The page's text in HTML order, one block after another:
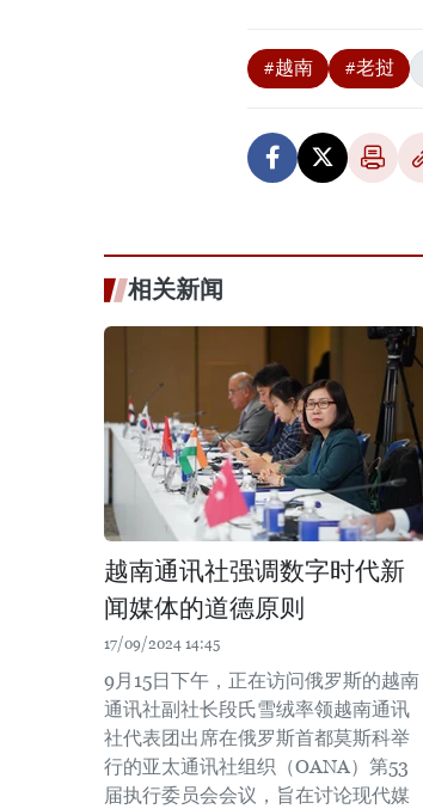
#越南 #老挝
相关新闻
越南通讯社强调数字时代新
闻媒体的道德原则
17/09/2024 14:45
9月15日下午，正在访问俄罗斯的越南
通讯社副社长段氏雪绒率领越南通讯
社代表团出席在俄罗斯首都莫斯科举
行的亚太通讯社组织（OANA）第53
届执行委员会会议，旨在讨论现代媒